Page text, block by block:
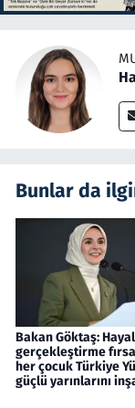
Bunlar da
Bakan Göktaş:
gerçekleştirme
her çocuk Türkiye
güçlü yarınlarını